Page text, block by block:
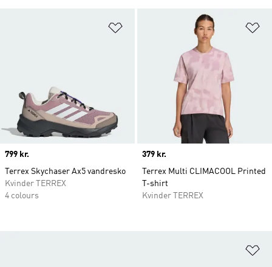
Price
799 kr.
Terrex Skychaser Ax5 vandresko
Kvinder TERREX
4 colours
Price
379 kr.
Terrex Multi CLIMACOOL Printed
T-shirt
Kvinder TERREX